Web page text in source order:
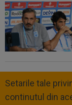
Setarile tale
continutul din